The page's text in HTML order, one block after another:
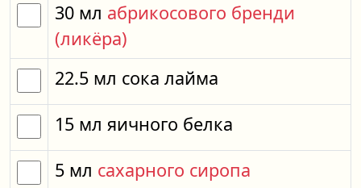
30 мл абрикосового бренди
(ликёра)
22.5 мл сока лайма
15 мл яичного белка
5 мл сахарного сиропа